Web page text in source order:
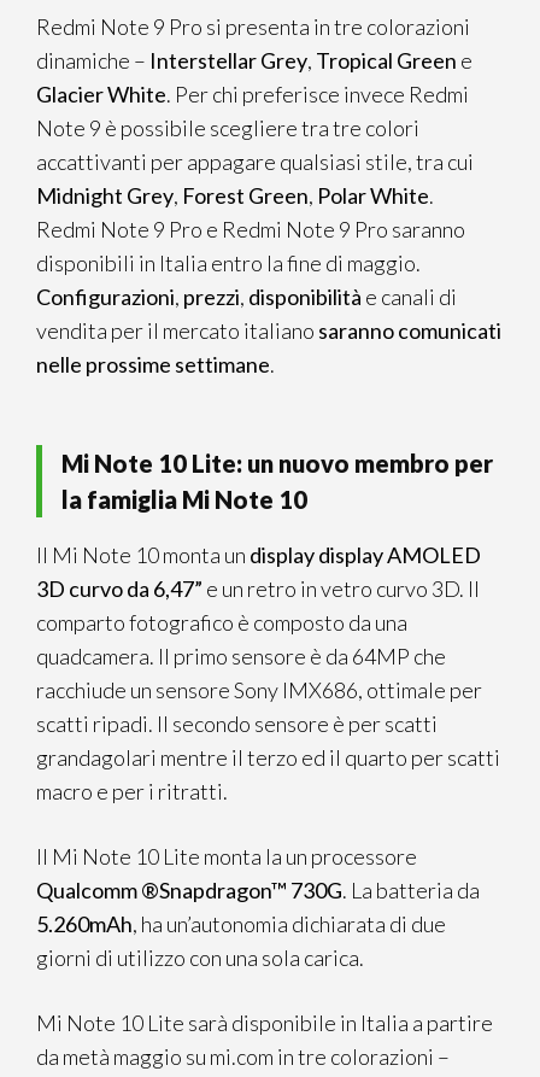
Redmi Note 9 Pro si presenta in tre colorazioni
dinamiche – Interstellar Grey, Tropical Green e
Glacier White. Per chi preferisce invece Redmi
Note 9 è possibile scegliere tra tre colori
accattivanti per appagare qualsiasi stile, tra cui
Midnight Grey, Forest Green, Polar White.
Redmi Note 9 Pro e Redmi Note 9 Pro saranno
disponibili in Italia entro la fine di maggio.
Configurazioni, prezzi, disponibilità e canali di
vendita per il mercato italiano saranno comunicati
nelle prossime settimane.
Mi Note 10 Lite: un nuovo membro per
la famiglia Mi Note 10
Il Mi Note 10 monta un display display AMOLED
3D curvo da 6,47” e un retro in vetro curvo 3D. Il
comparto fotografico è composto da una
quadcamera. Il primo sensore è da 64MP che
racchiude un sensore Sony IMX686, ottimale per
scatti ripadi. Il secondo sensore è per scatti
grandagolari mentre il terzo ed il quarto per scatti
macro e per i ritratti.
Il Mi Note 10 Lite monta la un processore
Qualcomm ®Snapdragon™ 730G. La batteria da
5.260mAh, ha un’autonomia dichiarata di due
giorni di utilizzo con una sola carica.
Mi Note 10 Lite sarà disponibile in Italia a partire
da metà maggio su mi.com in tre colorazioni –